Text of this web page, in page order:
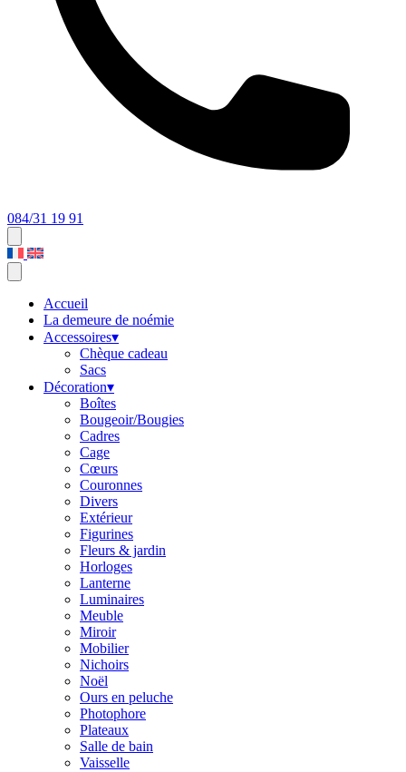
084/31 19 91
Accueil
La demeure de noémie
Accessoires▾
Chèque cadeau
Sacs
Décoration▾
Boîtes
Bougeoir/Bougies
Cadres
Cage
Cœurs
Couronnes
Divers
Extérieur
Figurines
Fleurs & jardin
Horloges
Lanterne
Luminaires
Meuble
Miroir
Mobilier
Nichoirs
Noël
Ours en peluche
Photophore
Plateaux
Salle de bain
Vaisselle